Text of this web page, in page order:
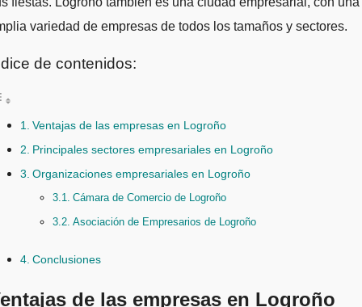
variedad de empresas de todos los tamaños y sectores.
de contenidos:
Ventajas de las empresas en Logroño
Principales sectores empresariales en Logroño
Organizaciones empresariales en Logroño
Cámara de Comercio de Logroño
Asociación de Empresarios de Logroño
Conclusiones
de las empresas en Logroño